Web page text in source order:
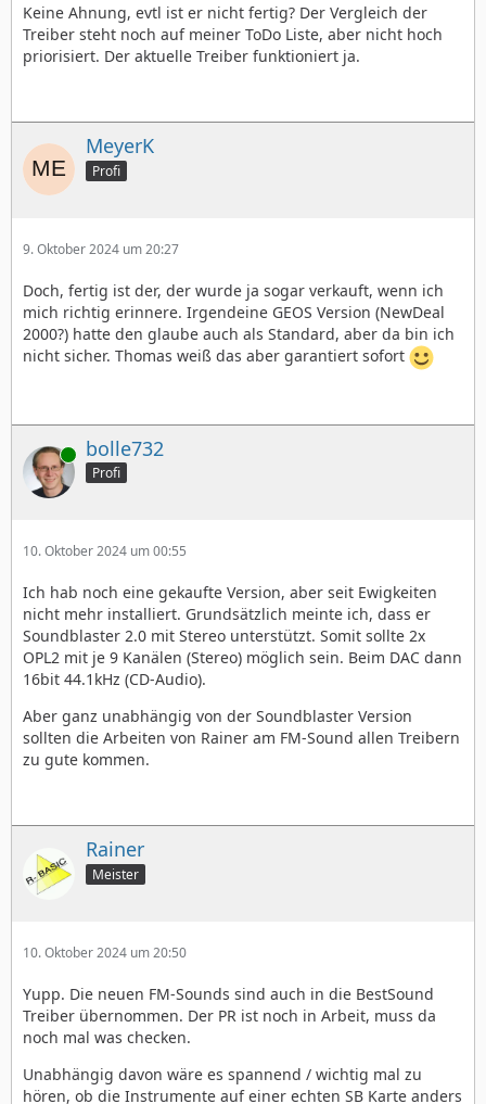
Keine Ahnung, evtl ist er nicht fertig? Der Vergleich der
Treiber steht noch auf meiner ToDo Liste, aber nicht hoch
priorisiert. Der aktuelle Treiber funktioniert ja.
MeyerK
Profi
9. Oktober 2024 um 20:27
Doch, fertig ist der, der wurde ja sogar verkauft, wenn ich
mich richtig erinnere. Irgendeine GEOS Version (NewDeal
2000?) hatte den glaube auch als Standard, aber da bin ich
nicht sicher. Thomas weiß das aber garantiert sofort
Online bolle732
Profi
10. Oktober 2024 um 00:55
Ich hab noch eine gekaufte Version, aber seit Ewigkeiten
nicht mehr installiert. Grundsätzlich meinte ich, dass er
Soundblaster 2.0 mit Stereo unterstützt. Somit sollte 2x
OPL2 mit je 9 Kanälen (Stereo) möglich sein. Beim DAC dann
16bit 44.1kHz (CD-Audio).
Aber ganz unabhängig von der Soundblaster Version
sollten die Arbeiten von Rainer am FM-Sound allen Treibern
zu gute kommen.
Rainer
Meister
10. Oktober 2024 um 20:50
Yupp. Die neuen FM-Sounds sind auch in die BestSound
Treiber übernommen. Der PR ist noch in Arbeit, muss da
noch mal was checken.
Unabhängig davon wäre es spannend / wichtig mal zu
hören, ob die Instrumente auf einer echten SB Karte anders